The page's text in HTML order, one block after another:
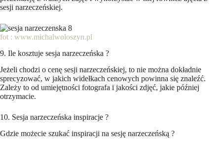
sesji narzeczeńskiej.
fot : www.michalwoloszyn.pl
9. Ile kosztuje sesja narzeczeńska ?
Jeżeli chodzi o cenę sesji narzeczeńskiej, to nie można dokładnie
sprecyzować, w jakich widełkach cenowych powinna się znaleźć.
Zależy to od umiejętności fotografa i jakości zdjęć, jakie później
otrzymacie.
10. Sesja narzeczeńska inspiracje ?
Gdzie możecie szukać inspiracji na sesję narzeczeńską ?